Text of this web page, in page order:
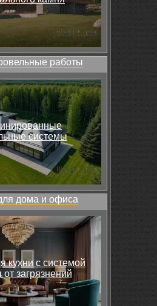
работы
системы
дома и офиса
кухни с системой
загрязнений